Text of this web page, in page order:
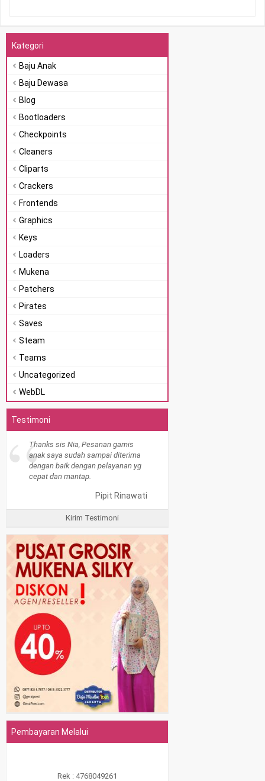
Kategori
Baju Anak
Baju Dewasa
Blog
Bootloaders
Checkpoints
Cleaners
Cliparts
Crackers
Frontends
Graphics
Keys
Loaders
Mukena
Patchers
Pirates
Saves
Steam
Teams
Uncategorized
WebDL
Testimoni
“Thanks sis Nia, Pesanan gamis
anak saya sudah sampai diterima
dengan baik dengan pelayanan yg
cepat dan mantap.
Pipit Rinawati
Kirim Testimoni
Pembayaran Melalui
Rek : 4768049261